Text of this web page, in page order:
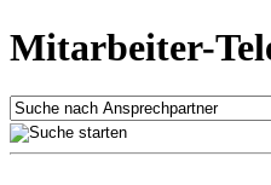
Mitarbeiter-